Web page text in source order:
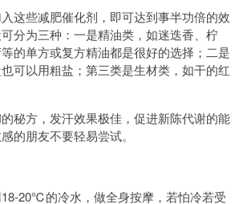
些减肥催化剂，即可达到事半功倍的效
分为三种：一是精油类，如迷迭香、柠
的单方或复方精油都是很好的选择；二是
可以用粗盐；第三类是生材类，如干的红
方，发汗效果极佳，促进新陈代谢的能
的朋友不要轻易尝试。
20℃的冷水，做全身按摩，若怕冷若受